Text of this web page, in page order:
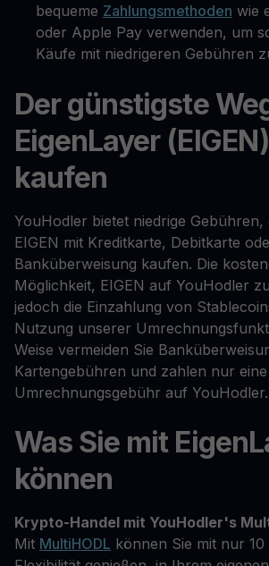
bequeme Zahlungsmethoden wie
oder Apple Pay verwenden, um
Käufe mit niedrigeren Gebühren
Der günstigste
EigenLayer
kaufen
YouHodler bietet niedrige Gebühren,
EIGEN mit Kreditkarte, Debitkarte
Banküberweisung kaufen. Die
Möglichkeit, EIGEN auf YouHodler
jedoch die Einzahlung von
Nutzung unserer
Weise vermeiden Sie
Kartengebühren und zahlen nur
Umrechnungsgebühr auf YouHodler.
Was Sie mit
können
Krypto-Handel mit YouHodler's
Mit MultiHODL können Sie mit nur